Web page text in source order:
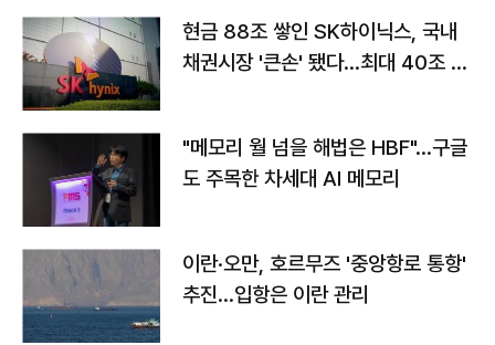
현금 88조 쌓인 SK하이닉스, 국내
채권시장 '큰손' 됐다…최대 40조 투
"메모리 월 넘을 해법은 HBF"…구글
도 주목한 차세대 AI 메모리
이란·오만, 호르무즈 '중앙항로 통항'
추진…입항은 이란 관리